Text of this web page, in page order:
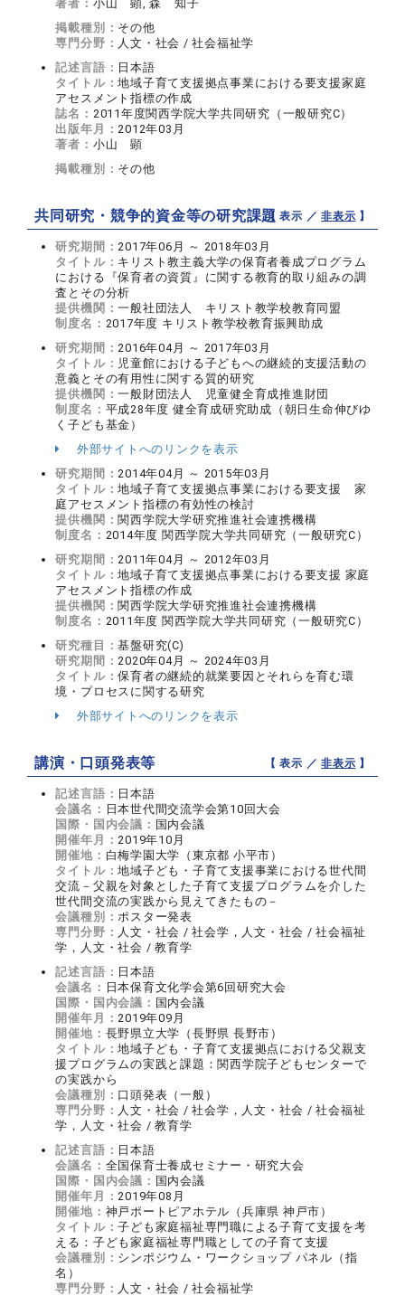
著者： 小山 顕, 森 知子
掲載種別： その他
専門分野： 人文・社会 / 社会福祉学
記述言語： 日本語
タイトル：地域子育て支援拠点事業における要支援家庭
アセスメント指標の作成
誌名： 2011年度関西学院大学共同研究（一般研究C）
出版年月： 2012年03月
著者： 小山 顕
掲載種別： その他
共同研究・競争的資金等の研究課題【 表示 ／非表示 】
研究期間： 2017年06月 ～ 2018年03月
タイトル： キリスト教主義大学の保育者養成プログラム
における『保育者の資質』に関する教育的取り組みの調
査とその分析
提供機関：一般社団法人 キリスト教学校教育同盟
制度名： 2017年度 キリスト教学校教育振興助成
研究期間： 2016年04月 ～ 2017年03月
タイトル： 児童館における子どもへの継続的支援活動の
意義とその有用性に関する質的研究
提供機関：一般財団法人 児童健全育成推進財団
制度名： 平成28年度 健全育成研究助成（朝日生命伸びゆ
く子ども基金）
外部サイトへのリンクを表示
研究期間： 2014年04月 ～ 2015年03月
タイトル：地域子育て支援拠点事業における要支援 家
庭アセスメント指標の有効性の検討
提供機関： 関西学院大学研究推進社会連携機構
制度名： 2014年度 関西学院大学共同研究（一般研究C）
研究期間： 2011年04月 ～ 2012年03月
タイトル：地域子育て支援拠点事業における要支援 家庭
アセスメント指標の作成
提供機関： 関西学院大学研究推進社会連携機構
制度名： 2011年度 関西学院大学共同研究（一般研究C）
研究種目：基盤研究(C)
研究期間： 2020年04月 ～ 2024年03月
タイトル：保育者の継続的就業要因とそれらを育む環
境・プロセスに関する研究
外部サイトへのリンクを表示
講演・口頭発表等 【 表示 ／非表示 】
記述言語： 日本語
会議名： 日本世代間交流学会第10回大会
国際・国内会議： 国内会議
開催年月： 2019年10月
開催地： 白梅学園大学（東京都 小平市）
タイトル：地域子ども・子育て支援事業における世代間
交流－父親を対象とした子育て支援プログラムを介した
世代間交流の実践から見えてきたもの－
会議種別： ポスター発表
専門分野： 人文・社会 / 社会学，人文・社会 / 社会福祉
学，人文・社会 / 教育学
記述言語： 日本語
会議名： 日本保育文化学会第6回研究大会
国際・国内会議： 国内会議
開催年月： 2019年09月
開催地： 長野県立大学（長野県 長野市）
タイトル：地域子ども・子育て支援拠点における父親支
援プログラムの実践と課題：関西学院子どもセンターで
の実践から
会議種別： 口頭発表（一般）
専門分野： 人文・社会 / 社会学，人文・社会 / 社会福祉
学，人文・社会 / 教育学
記述言語： 日本語
会議名： 全国保育士養成セミナー・研究大会
国際・国内会議： 国内会議
開催年月： 2019年08月
開催地： 神戸ポートピアホテル（兵庫県 神戸市）
タイトル：子ども家庭福祉専門職による子育て支援を考
える：子ども家庭福祉専門職としての子育て支援
会議種別： シンポジウム・ワークショップ パネル（指
名）
専門分野： 人文・社会 / 社会福祉学